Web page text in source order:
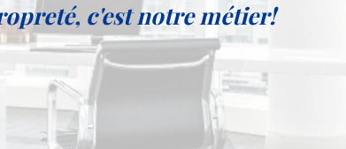
c'est notre métier!